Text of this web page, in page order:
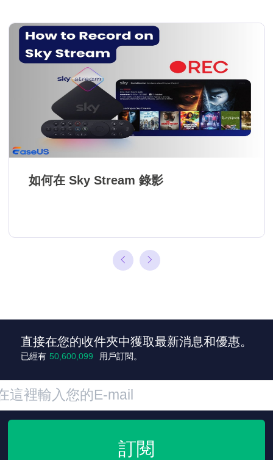
如何在 Sky Stream 錄影
直接在您的收件夾中獲取最新消息和優惠。
已經有 50,600,107 用戶訂閱。
訂閱